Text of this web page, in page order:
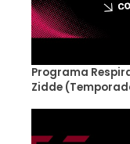
Programa
Zidde